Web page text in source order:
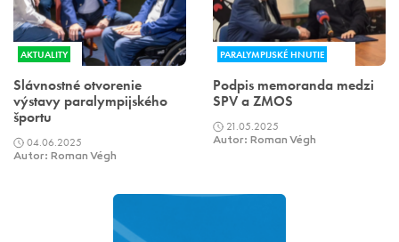
AKTUALITY
Slávnostné otvorenie
výstavy paralympijského
športu
04.06.2025
Autor: Roman Végh
PARALYMPIJSKÉ HNUTIE
Podpis memoranda medzi
SPV a ZMOS
21.05.2025
Autor: Roman Végh